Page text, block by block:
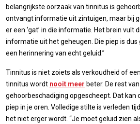
belangrijkste oorzaak van tinnitus is
ontvangt informatie uit zintuigen, maar bij
er een ‘gat’ in die informatie. Het brein vult
informatie uit het geheugen. Die piep is
een herinnering van echt geluid.”
Tinnitus is niet zoiets als verkoudheid of
tinnitus wordt nooit meer beter. De rest
gehoorbeschadiging opgescheept. Dat kan
piep in je oren. Volledige stilte is verleden
het niet erger wordt. “Je moet geluid zien